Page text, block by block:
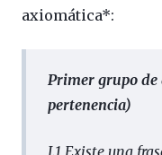
axiomática*:
Primer grupo de
pertenencia)
I.1 Existe una